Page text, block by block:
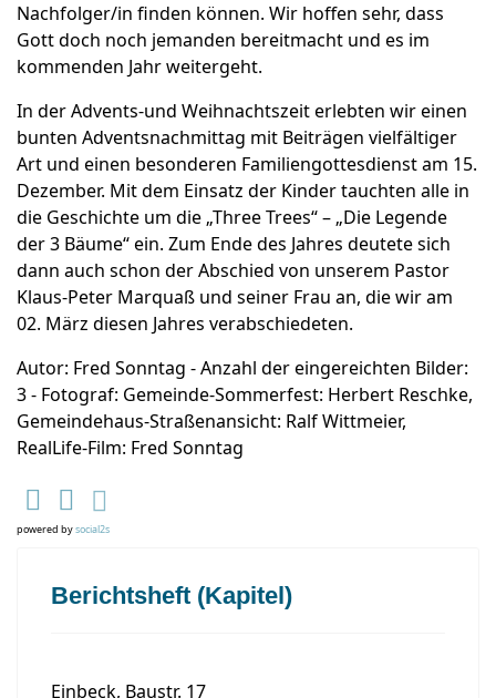
Nachfolger/in finden können. Wir hoffen sehr, dass
Gott doch noch jemanden bereitmacht und es im
kommenden Jahr weitergeht.
In der Advents-und Weihnachtszeit erlebten wir einen
bunten Adventsnachmittag mit Beiträgen vielfältiger
Art und einen besonderen Familiengottesdienst am 15.
Dezember. Mit dem Einsatz der Kinder tauchten alle in
die Geschichte um die „Three Trees“ – „Die Legende
der 3 Bäume“ ein. Zum Ende des Jahres deutete sich
dann auch schon der Abschied von unserem Pastor
Klaus-Peter Marquaß und seiner Frau an, die wir am
02. März diesen Jahres verabschiedeten.
Autor: Fred Sonntag - Anzahl der eingereichten Bilder:
3 - Fotograf: Gemeinde-Sommerfest: Herbert Reschke,
Gemeindehaus-Straßenansicht: Ralf Wittmeier,
RealLife-Film: Fred Sonntag
powered bysocial2s
Berichtsheft (Kapitel)
Einbeck, Baustr. 17